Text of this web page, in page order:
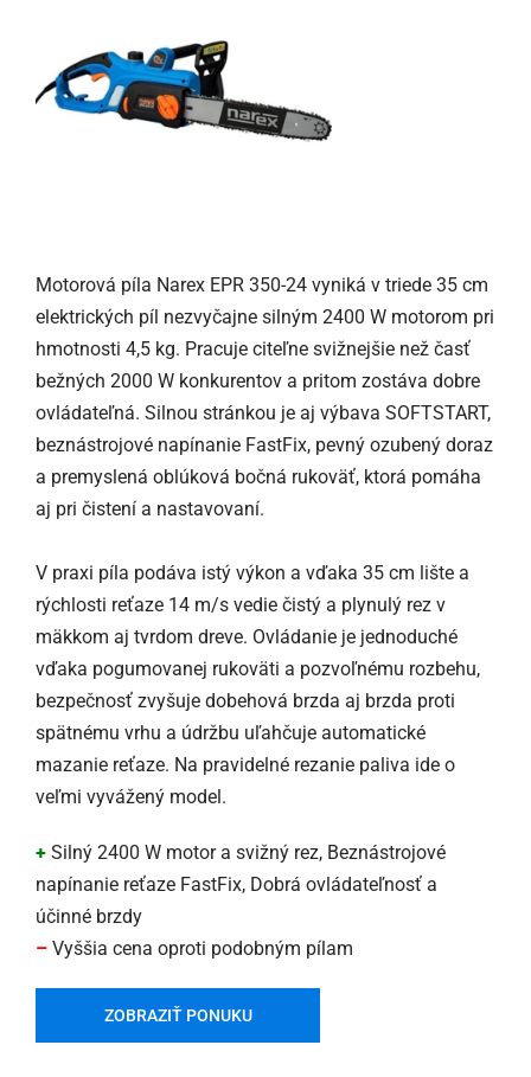
Motorová píla Narex EPR 350-24 vyniká v triede 35 cm
elektrických píl nezvyčajne silným 2400 W motorom pri
hmotnosti 4,5 kg. Pracuje citeľne svižnejšie než časť
bežných 2000 W konkurentov a pritom zostáva dobre
ovládateľná. Silnou stránkou je aj výbava SOFTSTART,
beznástrojové napínanie FastFix, pevný ozubený doraz
a premyslená oblúková bočná rukoväť, ktorá pomáha
aj pri čistení a nastavovaní.
V praxi píla podáva istý výkon a vďaka 35 cm lište a
rýchlosti reťaze 14 m/s vedie čistý a plynulý rez v
mäkkom aj tvrdom dreve. Ovládanie je jednoduché
vďaka pogumovanej rukoväti a pozvoľnému rozbehu,
bezpečnosť zvyšuje dobehová brzda aj brzda proti
spätnému vrhu a údržbu uľahčuje automatické
mazanie reťaze. Na pravidelné rezanie paliva ide o
veľmi vyvážený model.
+ Silný 2400 W motor a svižný rez, Beznástrojové
napínanie reťaze FastFix, Dobrá ovládateľnosť a
účinné brzdy
– Vyššia cena oproti podobným pílam
ZOBRAZIŤ PONUKU